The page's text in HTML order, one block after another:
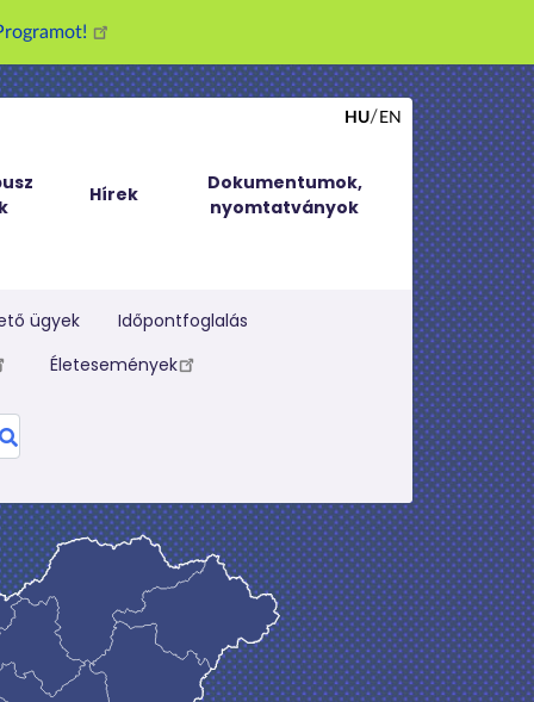
Hírek
Dokumentumok,
nyomtatványok
HU EN
ügyek
Időpontfoglalás
Életesemények